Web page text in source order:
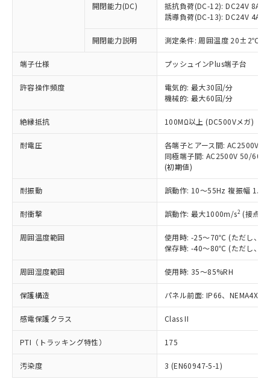
開閉能力(DC)
抵抗負荷(DC-12): DC24V 8A/
誘導負荷(DC-13): DC24V 4A/
開閉能力説明 測定条件: 周囲温度 20±2℃、
端子仕様 プッシュインPlus端子台
許容操作頻度
電気的: 最大30回/分
機械的: 最大60回/分
絶縁抵抗 100MΩ以上 (DC500Vメガ)
耐電圧
各端子とアース間: AC2500V
同極端子間: AC2500V 50/
(初期値)
耐振動 誤動作: 10～55Hz 複振幅
耐衝撃 誤動作: 最大1000m/s2 (接点
周囲温度範囲
使用時: -25～70℃ (ただし、氷
保存時: -40～80℃ (ただし、氷
周囲湿度範囲 使用時: 35～85%RH
保護構造 パネル前面: IP66、NEMA4X,
感電保護クラス Class II
PTI（トラッキング特性） 175
汚染度 3 (EN60947-5-1)
以下の条件をお読みいただき、同意のうえ
ご利用ください。
本サービスは、当社制御機器事業取扱
商品の当社在庫状況および標準価格
(税抜)を提供させていただくもので
当社制御機器事業取扱商品の中には、
本サービスの対象外となる商品もある
ことをご了承ください。
在庫状況および標準価格照会結果は、
記載している更新日時点での社内デー
タに基づき作成されるものであり、閲
覧された時点での実際の在庫および標
準価格とは異なる場合があることをご
正式な納期状況および標準価格はお客
様のお取引先、またはお客様担当のオ
ムロン制御機器販売店・当社販売員に
オムロン制御機器販売店や当社販売拠
販売ネットワーク
」をご確認
在庫状況および標準価格結果を当社の
事前の承諾なく第三者に漏洩または開
示しないようお願いします。
マイパーツ機能（部品リスト作成サー
ビス）をご利用いただくには、I-Web
対応予定なし：EU RoHS指令（10物質）の
非含有に非対応の商品で、対応品を出す予
調査・確認中：EU RoHS指令（10物質）の
非含有の対応状況を調査中または確認中の
商品です。
非該当品：ライセンス料など無形物で、有
害物質有無と関係のない商品です。
仕入先様の事情により、非含有部品として
いたものが、含有品と判明した場合などや
むを得ず変更することがあります。
鉛(Pb) 1000ppm以下、 水銀(Hg) 1000ppm以下、 カド
六価クロム(Cr(Ⅵ)) 1000ppm以下、ポリ臭化ビフェニル
類(PBB) 1000ppm以下、ポリ臭化ジフェニルエーテル類
ルベンジル（BBP） 1000ppm以下、フタル酸ジブチル
（DBP） 1000ppm以下、フタル酸ジイソブチル
但し、RoHS指令で産業用監視および制御機器に対する
適用除外項目は除く。
フタル酸エステル類の４物質については閾値を超える意
図的な使用がないことを確認しています。
部品在庫の切り替え状況などにより、予定
月が前後することがあります。
「○」：最大均質材料含有率が中国RoHSの
基準値以下であることを示します。
「×」：最大均質材料含有率が中国RoHSの
基準値を超えていることを示します。
「－」：未確認です。当社販売部門へお問
*中国RoHS10物質の基準値 (GB/T26572)：
Pb(鉛) :1000ppm、 Hg(水銀) : 1000ppm、 Cd(カドミウ
Cr(Ⅵ)(六価クロム) : 1000ppm、 PBBs(ポリ臭化ビフェ
ニル類) : 1000ppm、 PBDEs(ポリ臭化ジフェニルエーテ
ル類) : 1000ppm、
DBP(フタル酸ジブチル) : 1000ppm、 DIBP(フタル酸ジ
イソブチル) : 1000ppm、 BBP(フタル酸ブチルベンジ
DEHP(フタル酸ビス(2-エチルヘキシル)) : 1000ppm
「ｅ」：有害物質（10物質）のすべてが基
準値以下であることを示します。
「10」：通常の使用状況下において有害物
質が外部に漏えいし、環境に深刻な影響を
及ぼさない年数を意味します。
当社は、これら貴社製品のうち、外国
為替および外国貿易法に定める商品
（以下｢規制貨物等」という）を輸出
または国外への提供する場合は、日本
国政府の輸出許可(または役務取引許
可)を取得するなどの必要な手続きを
当社は規制貨物を破棄する場合は、完
全に破砕するなど、違法に輸出されな
いよう必要な手段を講じます。
当社は貴社製品を、核兵器、ミサイ
ル、化学兵器、生物兵器またはその他
武器並びにこれらの製造装置等に一切
当社は、貴社製品を第三者に販売する
場合は、上記1、2および3の内容を当
該第三者に通知します。また当社は、
販売先および販売に係わる関係者が違
法に輸出するおそれがある場合は、取
り引きをいたしません。
一定数以上の在庫あり
一定数には満たないが在庫あり
在庫なし(最新の在庫状況につ
いては、お客様のお取引先、ま
たはお客様担当のオムロン制御
機器販売店・当社販売員にご確
受注生産機種、また在庫状況の
情報を公開していない機種